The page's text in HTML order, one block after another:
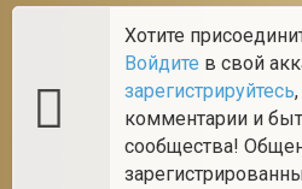
Хотите
Войдите в свой
зарегистрируйтесь
комментарии и
сообщества!